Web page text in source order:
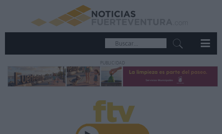
PUBLICIDAD